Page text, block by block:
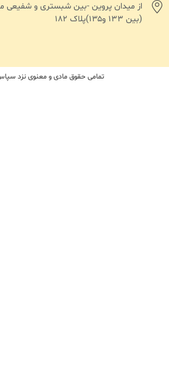
از میدان پروین -بین شبستری و شفیعی
(بین ۱۳۳ و۱۳۵)پلاک ۱۸۲
تمامی حقوق مادی و معنوی نزد